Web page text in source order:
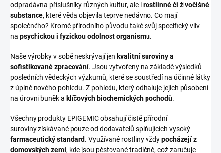
odpradávna příslušníky různých kultur, ale irostlinné či živočišné
substance, které věda objevila teprve nedávno. Co mají
společného? Kromě přírodního původu také svůj specifický vliv
na psychickou i fyzickou odolnost organismu.
Naše výrobky v sobě neskrývají jen kvalitní suroviny a
sofistikované zpracování. Jsou vytvořeny na základě výsledků
posledních vědeckých výzkumů, které se soustředí na účinné látky
z úplně nového pohledu. Z pohledu, který odhaluje jejich působení
na úrovni buněk a klíčových biochemických pochodů.
Všechny produkty EPIGEMIC obsahují čistě přírodní
suroviny získávané pouze od dodavatelů splňujících vysoký
farmaceutický standard. Využívané rostliny vždypocházejí z
domovských zemí, kde jsou pěstované tradičně, což zaručuje